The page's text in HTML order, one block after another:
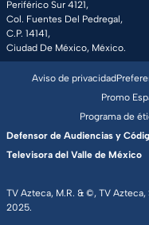
Periférico Sur 4121,
Col. Fuentes Del Pedregal,
C.P. 14141,
Ciudad De México, México.
TV Azteca, M.R. & ©, TV
2025.
Aviso de privacidad
Promo
Programa de
Defensor de Audiencias y
Televisora del Valle de México